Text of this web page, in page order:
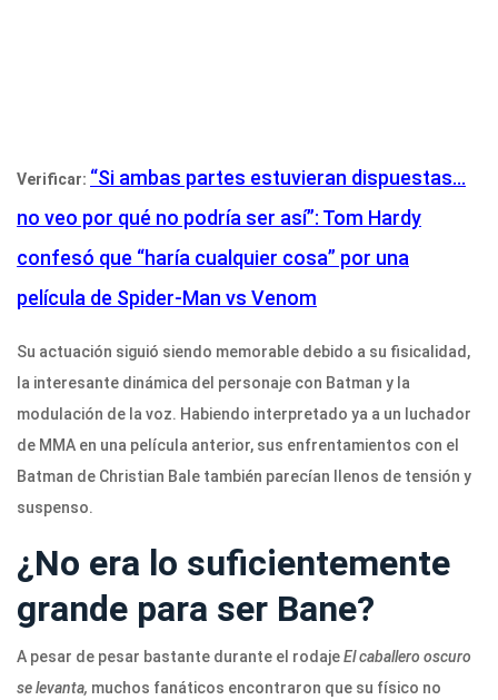
Verificar: “Si ambas partes estuvieran dispuestas…
no veo por qué no podría ser así”: Tom Hardy
confesó que “haría cualquier cosa” por una
película de Spider-Man vs Venom
Su actuación siguió siendo memorable debido a su fisicalidad,
la interesante dinámica del personaje con Batman y la
modulación de la voz. Habiendo interpretado ya a un luchador
de MMA en una película anterior, sus enfrentamientos con el
Batman de Christian Bale también parecían llenos de tensión y
suspenso.
¿No era lo suficientemente
grande para ser Bane?
A pesar de pesar bastante durante el rodajeEl caballero oscuro
se levanta, muchos fanáticos encontraron que su físico no